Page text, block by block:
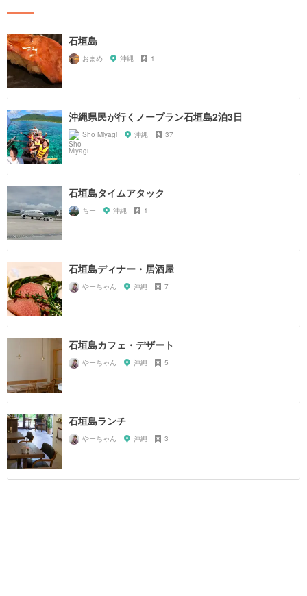
石垣島
おまめ 沖縄 1
沖縄県民が行くノープラン石垣島2泊3日
Sho Miyagi 沖縄 37
石垣島タイムアタック
ちー 沖縄 1
石垣島ディナー・居酒屋
やーちゃん 沖縄 7
石垣島カフェ・デザート
やーちゃん 沖縄 5
石垣島ランチ
やーちゃん 沖縄 3